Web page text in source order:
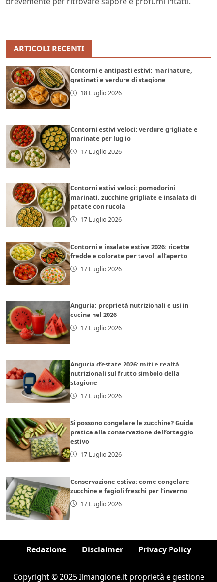
ARTICOLI RECENTI
Contorni e antipasti estivi: marinature,
gratinati e verdure di stagione
18 Luglio 2026
Contorni estivi veloci: verdure grigliate e
marinate per luglio
17 Luglio 2026
Contorni estivi veloci: pomodorini
marinati, zucchine grigliate e insalata di
patate con rucola
17 Luglio 2026
Contorni e insalate estive 2026: ricette
fredde e colorate per tavoli all’aperto
17 Luglio 2026
Anguria: proprietà nutrizionali e usi in
cucina nel 2026
17 Luglio 2026
Anguria d’estate 2026: miti e realtà
nutrizionali sul frutto simbolo della
stagione
17 Luglio 2026
Si possono congelare le zucchine? Guida
pratica alla conservazione dell’ortaggio
estivo
17 Luglio 2026
Conservazione estiva: come congelare
zucchine e fagioli freschi per l’inverno
17 Luglio 2026
Redazione Disclaimer Privacy Policy
Copyright © 2025 Ilmangione.it proprietà e gestione